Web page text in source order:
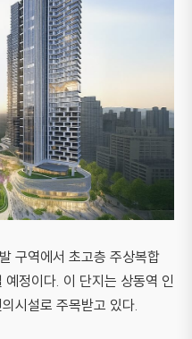
구역에서 초고층 주상복합
예정이다. 이 단지는 상동역 인
시설로 주목받고 있다.